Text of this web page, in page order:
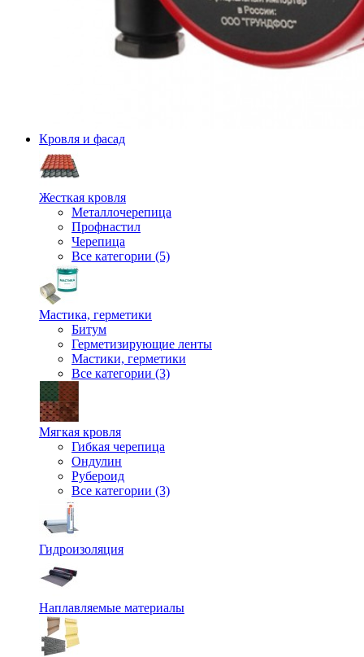
Кровля и фасад
Жесткая кровля
Металлочерепица
Профнастил
Черепица
Все категории (5)
Мастика, герметики
Битум
Герметизирующие ленты
Мастики, герметики
Все категории (3)
Мягкая кровля
Гибкая черепица
Ондулин
Рубероид
Все категории (3)
Гидроизоляция
Наплавляемые материалы